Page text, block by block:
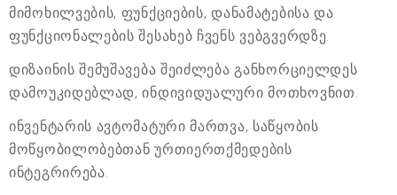
მიმოხილვების, ფუნქციების, დანამატებისა და
ფუნქციონალების შესახებ ჩვენს ვებგვერდზე.
დიზაინის შემუშავება შეიძლება განხორციელდეს
დამოუკიდებლად, ინდივიდუალური მოთხოვნით.
ინვენტარის ავტომატური მართვა, საწყობის
მოწყობილობებთან ურთიერთქმედების
ინტეგრირება.